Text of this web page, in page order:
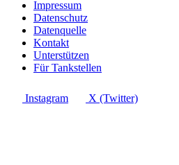
Impressum
Datenschutz
Datenquelle
Kontakt
Unterstützen
Für Tankstellen
Instagram X (Twitter)